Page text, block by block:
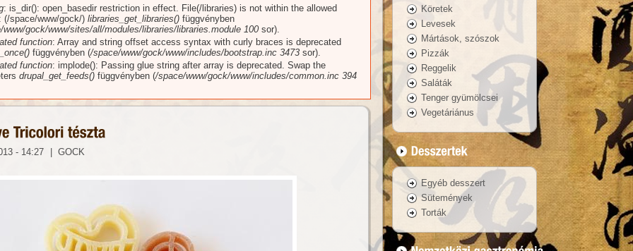
: is_dir(): open_basedir restriction in effect. File(/libraries) is not within the allowed
(/space/www/gock/) libraries_get_libraries() függvényben
www/gock/www/sites/all/modules/libraries/libraries.module 100 sor).
function: Array and string offset access syntax with curly braces is deprecated
függvényben (/space/www/gock/www/includes/bootstrap.inc 3473 sor).
function: implode(): Passing glue string after array is deprecated. Swap the
drupal_get_feeds() függvényben (/space/www/gock/www/includes/common.inc 394
- 14:27 GOCK
Köretek
Levesek
Mártások, szószok
Pizzák
Reggelik
Saláták
Tenger gyümölcsei
Vegetáriánus
Egyéb desszert
Sütemények
Torták